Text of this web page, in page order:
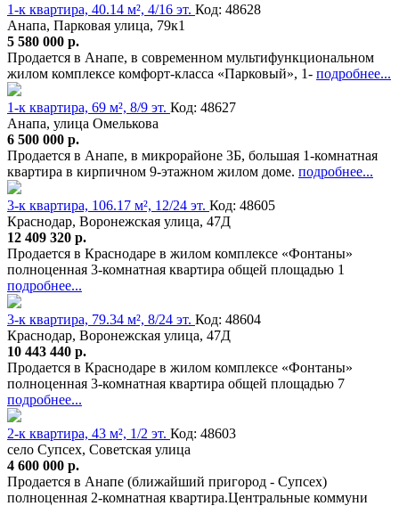
1-к квартира, 40.14 м², 4/16 эт. Код: 48628
Анапа, Парковая улица, 79к1
5 580 000 р.
Продается в Анапе, в современном мультифункциональном
жилом комплексе комфорт-класса «Парковый», 1- подробнее...
1-к квартира, 69 м², 8/9 эт. Код: 48627
Анапа, улица Омелькова
6 500 000 р.
Продается в Анапе, в микрорайоне 3Б, большая 1-комнатная
квартира в кирпичном 9-этажном жилом доме. подробнее...
3-к квартира, 106.17 м², 12/24 эт. Код: 48605
Краснодар, Воронежская улица, 47Д
12 409 320 р.
Продается в Краснодаре в жилом комплексе «Фонтаны»
полноценная 3-комнатная квартира общей площадью 1
подробнее...
3-к квартира, 79.34 м², 8/24 эт. Код: 48604
Краснодар, Воронежская улица, 47Д
10 443 440 р.
Продается в Краснодаре в жилом комплексе «Фонтаны»
полноценная 3-комнатная квартира общей площадью 7
подробнее...
2-к квартира, 43 м², 1/2 эт. Код: 48603
село Супсех, Советская улица
4 600 000 р.
Продается в Анапе (ближайший пригород - Супсех)
полноценная 2-комнатная квартира.Центральные коммуни